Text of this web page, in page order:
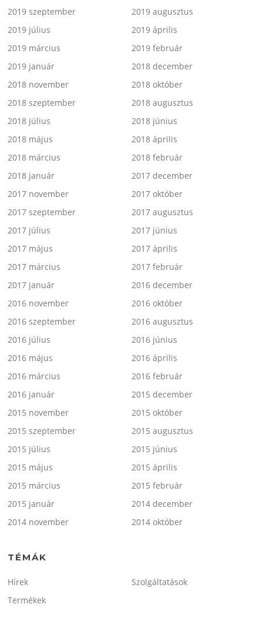
2019 szeptember
2019 augusztus
2019 július
2019 április
2019 március
2019 február
2019 január
2018 december
2018 november
2018 október
2018 szeptember
2018 augusztus
2018 július
2018 június
2018 május
2018 április
2018 március
2018 február
2018 január
2017 december
2017 november
2017 október
2017 szeptember
2017 augusztus
2017 július
2017 június
2017 május
2017 április
2017 március
2017 február
2017 január
2016 december
2016 november
2016 október
2016 szeptember
2016 augusztus
2016 július
2016 június
2016 május
2016 április
2016 március
2016 február
2016 január
2015 december
2015 november
2015 október
2015 szeptember
2015 augusztus
2015 július
2015 június
2015 május
2015 április
2015 március
2015 február
2015 január
2014 december
2014 november
2014 október
TÉMÁK
Hírek
Szolgáltatások
Termékek